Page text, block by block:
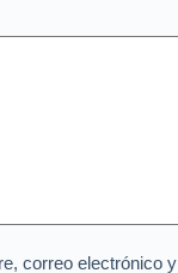
correo electrónico